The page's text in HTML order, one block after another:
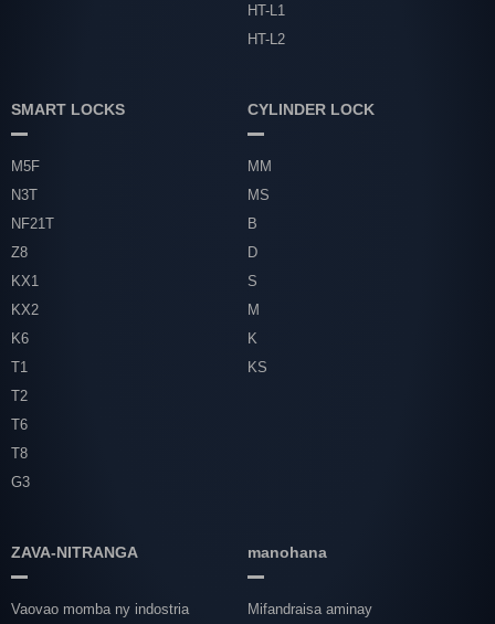
HT-L1
HT-L2
SMART LOCKS
M5F
N3T
NF21T
Z8
KX1
KX2
K6
T1
T2
T6
T8
G3
CYLINDER LOCK
MM
MS
B
D
S
M
K
KS
ZAVA-NITRANGA
Vaovao momba ny indostria
manohana
Mifandraisa aminay